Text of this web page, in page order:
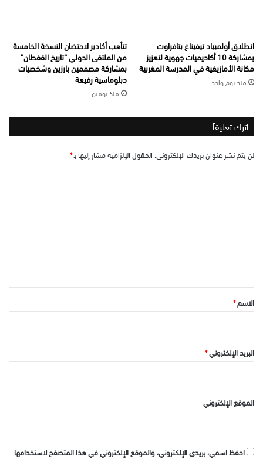
انطلاق أولمبياد تيفيناغ بتافراوت
بمشاركة 10 أكاديميات جهوية لتعزيز
مكانة الأمازيغية في المدرسة المغربية
منذ يوم واحد
تتأهب أكادير لاحتضان النسخة الخامسة
من الملتقى الدولي “تاريخ القفطان”
بمشاركة مصممين بارزين وشخصيات
دبلوماسية رفيعة
منذ يومين
اترك تعليقاً
لن يتم نشر عنوان بريدك الإلكتروني. الحقول الإلزامية مشار إليها بـ*
*الاسم*
البريد الإلكتروني*
الموقع الإلكتروني
احفظ اسمي، بريدي الإلكتروني، والموقع الإلكتروني في هذا المتصفح لاستخدامها